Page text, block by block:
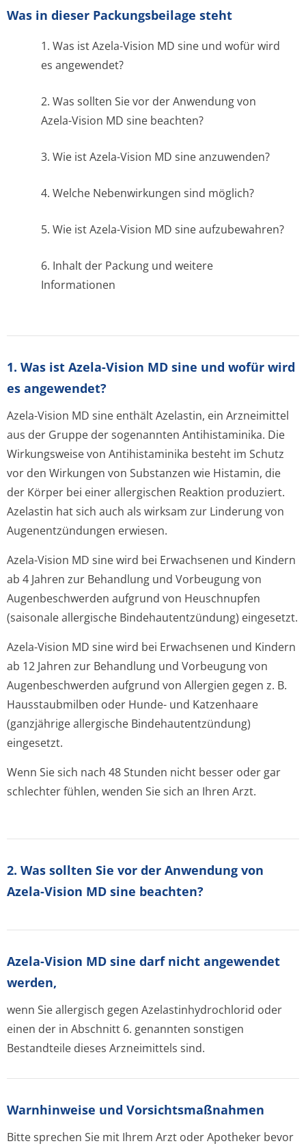
Was in dieser Packungsbeilage steht
1. Was ist Azela-Vision MD sine und wofür wird
es angewendet?
2. Was sollten Sie vor der Anwendung von
Azela-Vision MD sine beachten?
3. Wie ist Azela-Vision MD sine anzuwenden?
4. Welche Nebenwirkungen sind möglich?
5. Wie ist Azela-Vision MD sine aufzubewahren?
6. Inhalt der Packung und weitere
Informationen
1. Was ist Azela-Vision MD sine und wofür wird
es angewendet?
Azela-Vision MD sine enthält Azelastin, ein Arzneimittel
aus der Gruppe der sogenannten Antihistaminika. Die
Wirkungsweise von Antihistaminika besteht im Schutz
vor den Wirkungen von Substanzen wie Histamin, die
der Körper bei einer allergischen Reaktion produziert.
Azelastin hat sich auch als wirksam zur Linderung von
Augenentzündungen erwiesen.
Azela-Vision MD sine wird bei Erwachsenen und Kindern
ab 4 Jahren zur Behandlung und Vorbeugung von
Augenbeschwerden aufgrund von Heuschnupfen
(saisonale allergische Bindehautentzündun­g) eingesetzt.
Azela-Vision MD sine wird bei Erwachsenen und Kindern
ab 12 Jahren zur Behandlung und Vorbeugung von
Augenbeschwerden aufgrund von Allergien gegen z. B.
Hausstaubmilben oder Hunde- und Katzenhaare
(ganzjährige allergische Bindehautentzündun­g)
eingesetzt.
Wenn Sie sich nach 48 Stunden nicht besser oder gar
schlechter fühlen, wenden Sie sich an Ihren Arzt.
2. Was sollten Sie vor der Anwendung von
Azela-Vision MD sine beachten?
Azela-Vision MD sine darf nicht angewendet
werden,
wenn Sie allergisch gegen Azelastinhydrochlo­rid oder
einen der in Abschnitt 6. genannten sonstigen
Bestandteile dieses Arzneimittels sind.
Warnhinweise und Vorsichtsmaßnahmen
Bitte sprechen Sie mit Ihrem Arzt oder Apotheker bevor